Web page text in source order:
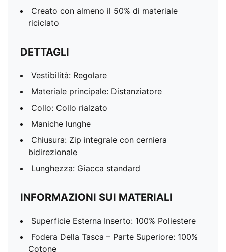
Creato con almeno il 50% di materiale
riciclato
DETTAGLI
Vestibilità: Regolare
Materiale principale: Distanziatore
Collo: Collo rialzato
Maniche lunghe
Chiusura: Zip integrale con cerniera
bidirezionale
Lunghezza: Giacca standard
INFORMAZIONI SUI MATERIALI
Superficie Esterna Inserto: 100% Poliestere
Fodera Della Tasca – Parte Superiore: 100%
Cotone